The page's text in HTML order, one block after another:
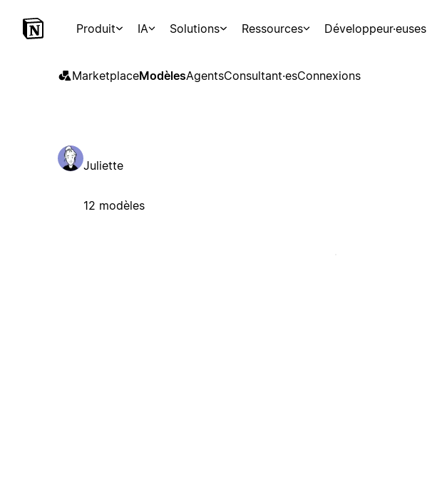
Produit IA Solutions Ressources Développeur·euses
MarketplaceModèlesAgentsConsultant·esConnexions
Juliette
12 modèles